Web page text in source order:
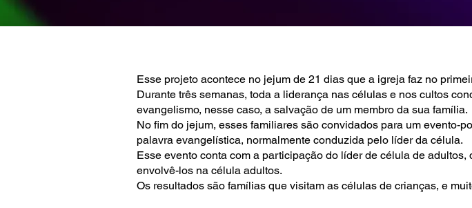
Esse projeto acontece no jejum de 21 dias que a igreja faz no
Durante três semanas, toda a liderança nas células e nos cultos
evangelismo, nesse caso, a salvação de um membro da sua família.
No fim do jejum, esses familiares são convidados para um evento-
palavra evangelística, normalmente conduzida pelo líder da célula.
Esse evento conta com a participação do líder de célula de
envolvê-los na célula adultos.
Os resultados são famílias que visitam as células de crianças, e